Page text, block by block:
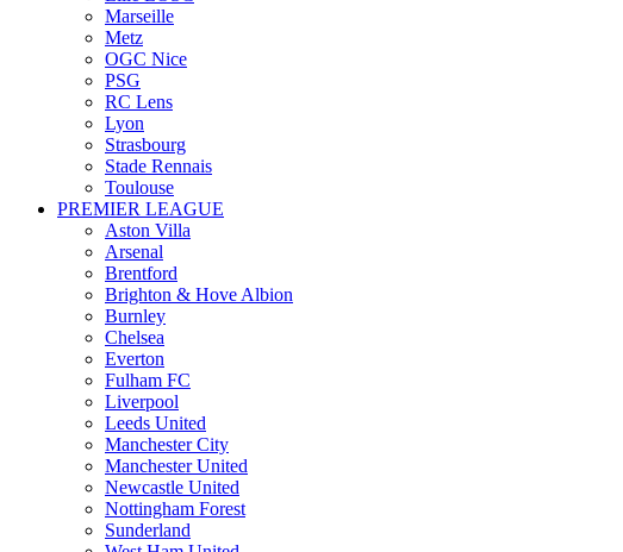
Marseille
Metz
OGC Nice
PSG
RC Lens
Lyon
Strasbourg
Stade Rennais
Toulouse
PREMIER LEAGUE
Aston Villa
Arsenal
Brentford
Brighton & Hove Albion
Burnley
Chelsea
Everton
Fulham FC
Liverpool
Leeds United
Manchester City
Manchester United
Newcastle United
Nottingham Forest
Sunderland